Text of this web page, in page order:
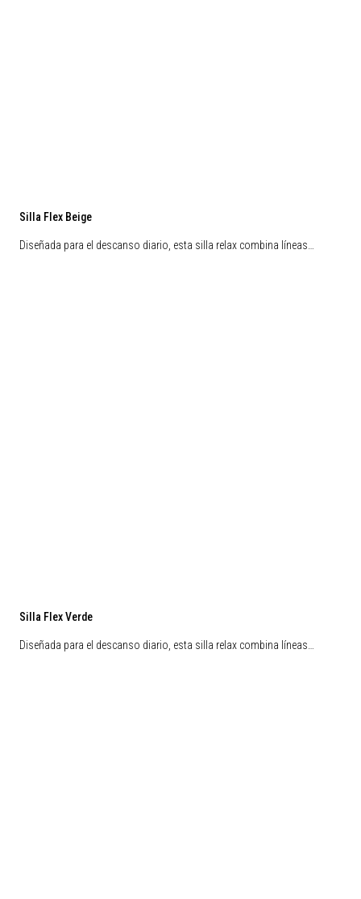
Silla Flex Beige
Diseñada para el descanso diario, esta silla relax combina líneas…
Silla Flex Verde
Diseñada para el descanso diario, esta silla relax combina líneas…